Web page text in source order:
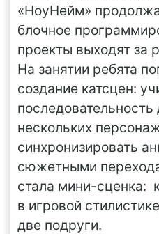
«НоуНейм»
блочное
проекты выходят за
На занятии ребята
создание катсцен:
нескольких
синхронизировать
сюжетными
стала мини-сценка:
в игровой
две подруги.